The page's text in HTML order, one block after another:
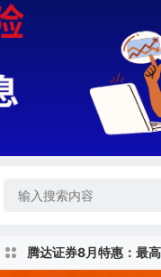
腾达证券8月特惠：最